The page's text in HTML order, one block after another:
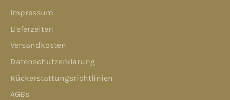
Impressum
Lieferzeiten
Versandkosten
Datenschutzerklärung
Rückerstattungsrichtlinien
AGBs